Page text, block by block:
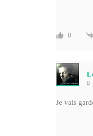
0
Je vais